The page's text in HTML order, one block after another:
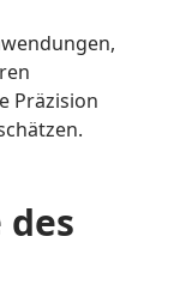
Präzision